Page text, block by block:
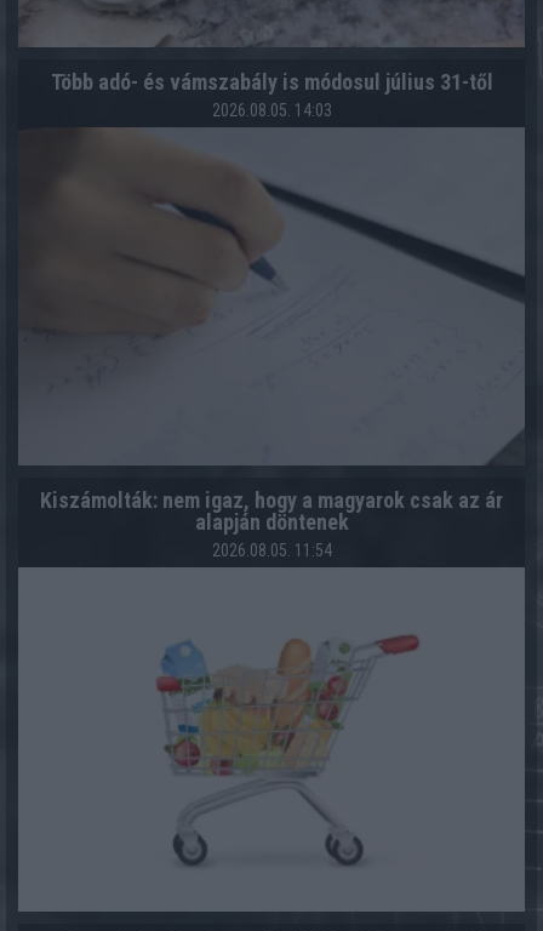
Több adó- és vámszabály is módosul július 31-től
2026.08.05. 14:03
Kiszámolták: nem igaz, hogy a magyarok csak az ár
alapján döntenek
2026.08.05. 11:54